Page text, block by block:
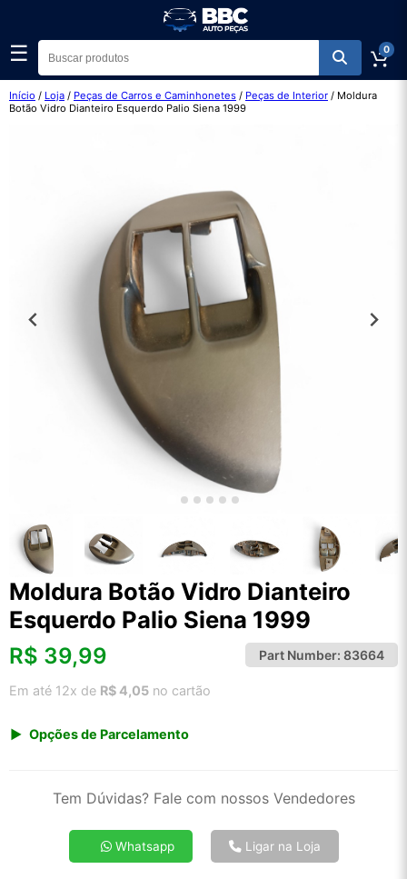
☰ 0
Início / Loja / Peças de Carros e Caminhonetes / Peças de Interior / Moldura
Botão Vidro Dianteiro Esquerdo Palio Siena 1999
Moldura Botão Vidro Dianteiro
Esquerdo Palio Siena 1999
R$ 39,99 Part Number: 83664
Em até 12x de R$ 4,05 no cartão
Opções de Parcelamento
2x de R$ 21,52
4x de R$ 11,08
5x de R$ 8,98
Tem Dúvidas? Fale com nossos Vendedores
Whatsapp Ligar na Loja